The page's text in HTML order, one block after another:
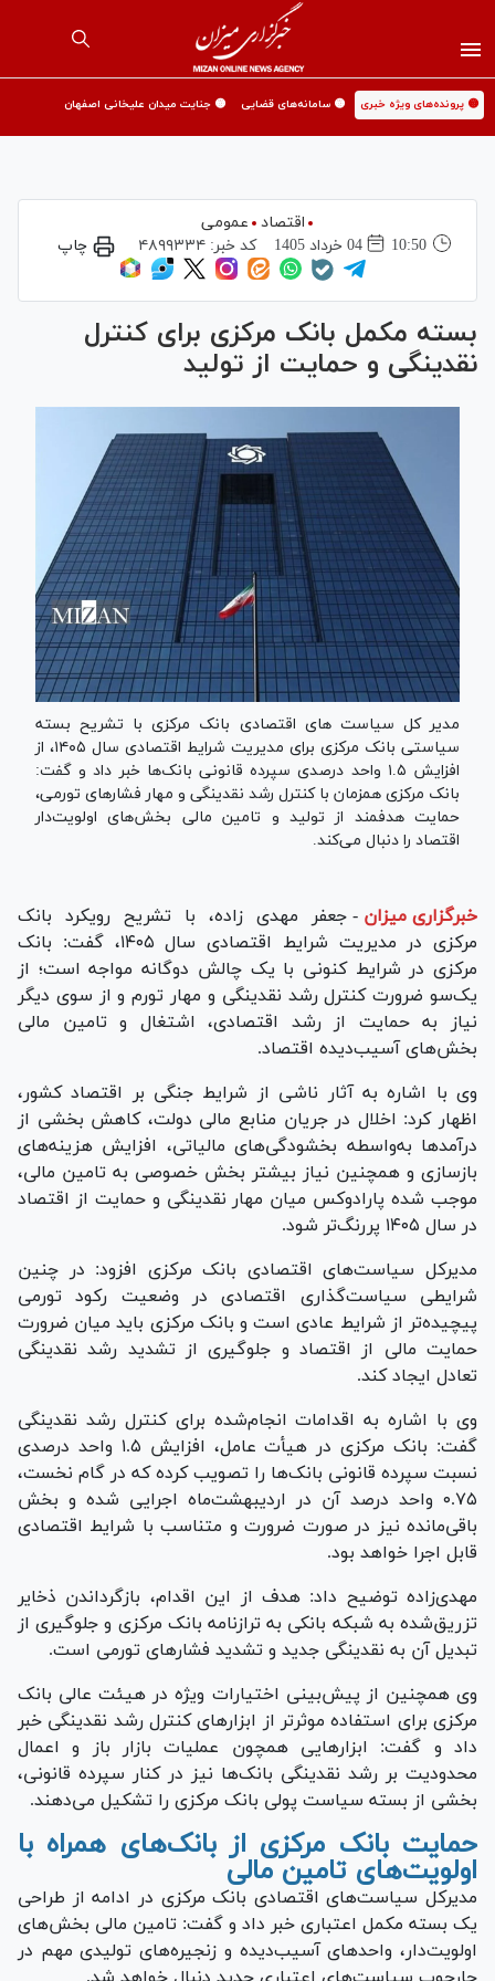
🟡 پرونده‌های ویژه خبری 🟡 سامانه‌های قضایی 🟡 جنایت میدان علیخانی اصفهان
اقتصاد
عمومی
10:50
04 خرداد 1405 کد خبر: ۴۸۹۹۳۳۴ چاپ
بسته مکمل بانک مرکزی برای کنترل
نقدینگی و حمایت از تولید
مدیر کل سیاست های اقتصادی بانک مرکزی با تشریح بسته
سیاستی بانک مرکزی برای مدیریت شرایط اقتصادی سال ۱۴۰۵، از
افزایش ۱.۵ واحد درصدی سپرده قانونی بانک‌ها خبر داد و گفت:
بانک مرکزی همزمان با کنترل رشد نقدینگی و مهار فشارهای تورمی،
حمایت هدفمند از تولید و تامین مالی بخش‌های اولویت‌دار
اقتصاد را دنبال می‌کند.
خبرگزاری میزان - جعفر مهدی زاده، با تشریح رویکرد بانک
مرکزی در مدیریت شرایط اقتصادی سال ۱۴۰۵، گفت: بانک
مرکزی در شرایط کنونی با یک چالش دوگانه مواجه است؛ از
یک‌سو ضرورت کنترل رشد نقدینگی و مهار تورم و از سوی دیگر
نیاز به حمایت از رشد اقتصادی، اشتغال و تامین مالی
بخش‌های آسیب‌دیده اقتصاد.
وی با اشاره به آثار ناشی از شرایط جنگی بر اقتصاد کشور،
اظهار کرد: اخلال در جریان منابع مالی دولت، کاهش بخشی از
درآمد‌ها به‌واسطه بخشودگی‌های مالیاتی، افزایش هزینه‌های
بازسازی و همچنین نیاز بیشتر بخش خصوصی به تامین مالی،
موجب شده پارادوکس میان مهار نقدینگی و حمایت از اقتصاد
در سال ۱۴۰۵ پررنگ‌تر شود.
مدیرکل سیاست‌های اقتصادی بانک مرکزی افزود: در چنین
شرایطی سیاست‌گذاری اقتصادی در وضعیت رکود تورمی
پیچیده‌تر از شرایط عادی است و بانک مرکزی باید میان ضرورت
حمایت مالی از اقتصاد و جلوگیری از تشدید رشد نقدینگی
تعادل ایجاد کند.
وی با اشاره به اقدامات انجام‌شده برای کنترل رشد نقدینگی
گفت: بانک مرکزی در هیأت عامل، افزایش ۱.۵ واحد درصدی
نسبت سپرده قانونی بانک‌ها را تصویب کرده که در گام نخست،
۰.۷۵ واحد درصد آن در اردیبهشت‌ماه اجرایی شده و بخش
باقی‌مانده نیز در صورت ضرورت و متناسب با شرایط اقتصادی
قابل اجرا خواهد بود.
مهدی‌زاده توضیح داد: هدف از این اقدام، بازگرداندن ذخایر
تزریق‌شده به شبکه بانکی به ترازنامه بانک مرکزی و جلوگیری از
تبدیل آن به نقدینگی جدید و تشدید فشار‌های تورمی است.
وی همچنین از پیش‌بینی اختیارات ویژه در هیئت عالی بانک
مرکزی برای استفاده موثرتر از ابزار‌های کنترل رشد نقدینگی خبر
داد و گفت: ابزار‌هایی همچون عملیات بازار باز و اعمال
محدودیت بر رشد نقدینگی بانک‌ها نیز در کنار سپرده قانونی،
بخشی از بسته سیاست پولی بانک مرکزی را تشکیل می‌دهند.
حمایت بانک مرکزی از بانک‌های همراه با
اولویت‌های تامین مالی
مدیرکل سیاست‌های اقتصادی بانک مرکزی در ادامه از طراحی
یک بسته مکمل اعتباری خبر داد و گفت: تامین مالی بخش‌های
اولویت‌دار، واحد‌های آسیب‌دیده و زنجیره‌های تولیدی مهم در